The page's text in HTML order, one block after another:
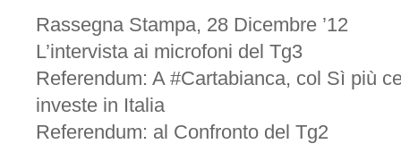
Rassegna Stampa, 28 Dicembre ’12
L’intervista ai microfoni del Tg3
Referendum: A #Cartabianca, col Sì più
investe in Italia
Referendum: al Confronto del Tg2